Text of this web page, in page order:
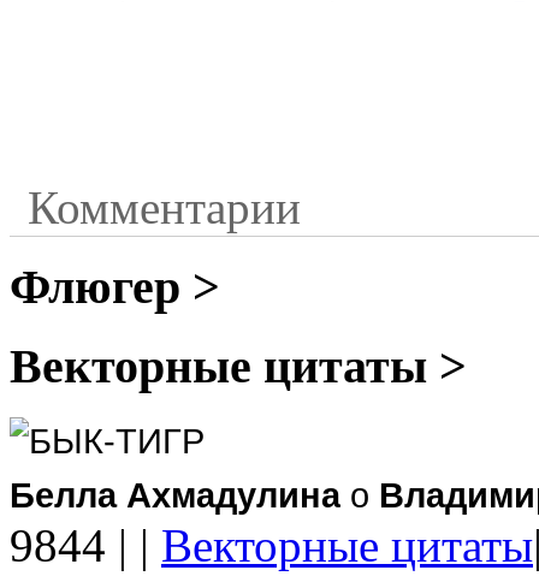
Комментарии
Флюгер >
Векторные цитаты >
БЫК-ТИГР
Белла Ахмадулина о
9844 | | Векторные цитаты